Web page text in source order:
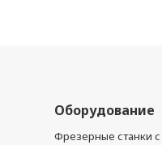
Оборудование
Фрезерные станки